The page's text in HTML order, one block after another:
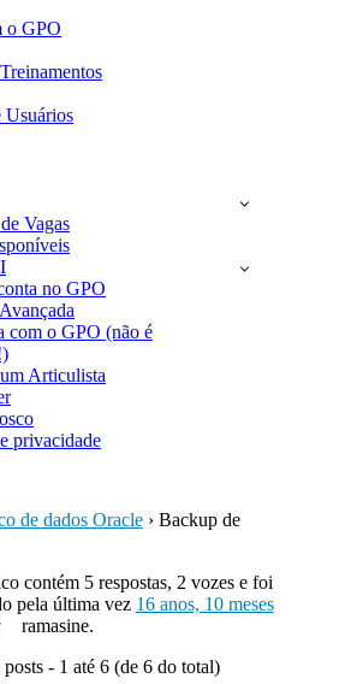
o GPO
Usuários
Vagas
no GPO
com o GPO (não é
Articulista
privacidade
de dados Oracle › Backup de
contém 5 respostas, 2 vozes e foi
pela última vez 16 anos, 10 meses
ramasine.
- 1 até 6 (de 6 do total)